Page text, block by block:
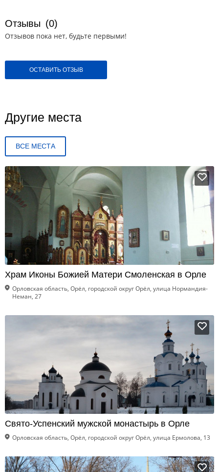
Отзывы (0)
Отзывов пока нет, будьте первыми!
ОСТАВИТЬ ОТЗЫВ
Другие места
ВСЕ МЕСТА
Храм Иконы Божией Матери Смоленская в Орле
Орловская область, Орёл, городской округ Орёл, улица Нормандия-
Неман, 27
Свято-Успенский мужской монастырь в Орле
Орловская область, Орёл, городской округ Орёл, улица Ермолова, 13